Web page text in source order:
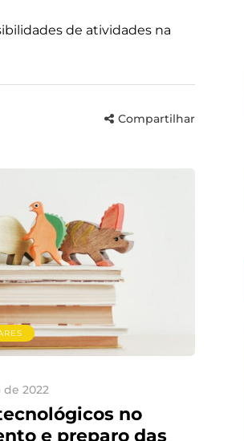
de atividades na
Compartilhar
2022
no
e preparo das